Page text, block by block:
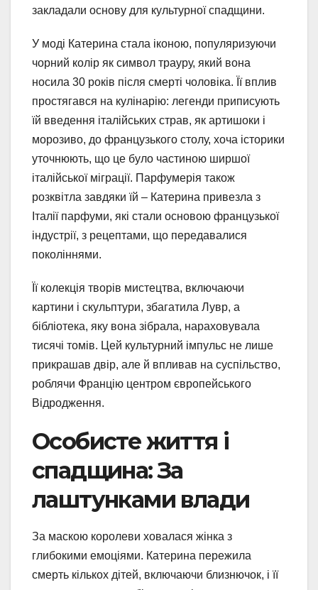
закладали основу для культурної спадщини.
У моді Катерина стала іконою, популяризуючи
чорний колір як символ трауру, який вона
носила 30 років після смерті чоловіка. Її вплив
простягався на кулінарію: легенди приписують
їй введення італійських страв, як артишоки і
морозиво, до французького столу, хоча історики
уточнюють, що це було частиною ширшої
італійської міграції. Парфумерія також
розквітла завдяки їй – Катерина привезла з
Італії парфуми, які стали основою французької
індустрії, з рецептами, що передавалися
поколіннями.
Її колекція творів мистецтва, включаючи
картини і скульптури, збагатила Лувр, а
бібліотека, яку вона зібрала, нараховувала
тисячі томів. Цей культурний імпульс не лише
прикрашав двір, але й впливав на суспільство,
роблячи Францію центром європейського
Відродження.
Особисте життя і
спадщина: За
лаштунками влади
За маскою королеви ховалася жінка з
глибокими емоціями. Катерина пережила
смерть кількох дітей, включаючи близнючок, і її